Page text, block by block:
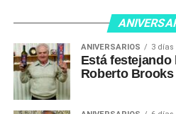
ANIVERSARIOS 3 días
Está festejando
Roberto Brooks